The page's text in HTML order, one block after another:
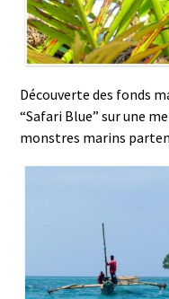
Découverte des fonds
“Safari Blue” sur une
monstres marins